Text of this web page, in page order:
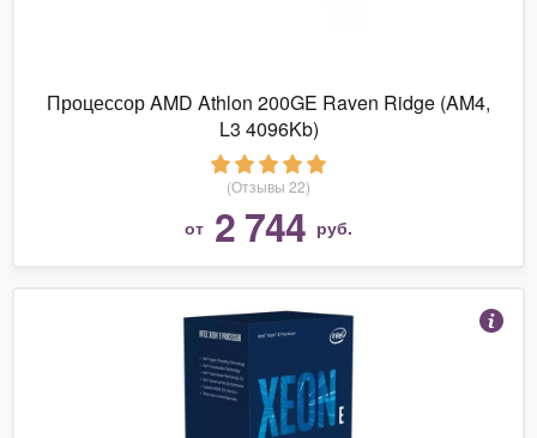
Процессор AMD Athlon 200GE Raven Ridge (AM4,
L3 4096Kb)
(Отзывы 22)
от 2 744 руб.